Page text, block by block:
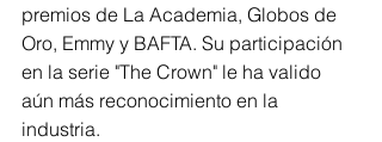
premios de La Academia, Globos de
Oro, Emmy y BAFTA. Su participación
en la serie "The Crown" le ha valido
aún más reconocimiento en la
industria.